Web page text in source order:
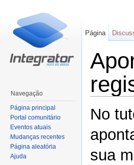
No
sua
Página
Navegação
Página principal
Portal comunitário
Eventos atuais
Mudanças recentes
Página aleatória
Ajuda